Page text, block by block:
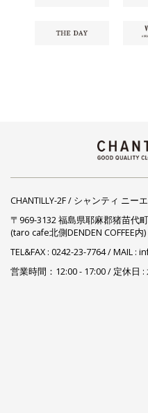
CHANTILLY-2F / シャンティ ニー
〒969-3132 福島県耶麻郡猪苗代
(taro cafe北側DENDEN COFFEE内)
TEL&FAX : 0242-23-7764/ MAIL :
営業時間：12:00 - 17:00 / 定休日